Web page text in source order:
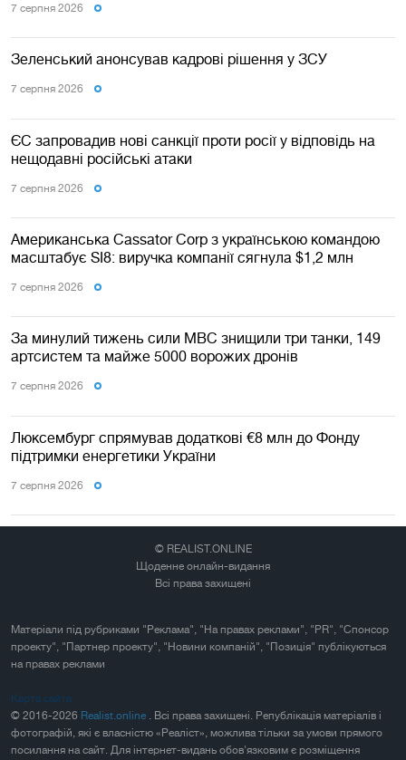
7 серпня 2026
Зеленський анонсував кадрові рішення у ЗСУ
7 серпня 2026
ЄС запровадив нові санкції проти росії у відповідь на
нещодавні російські атаки
7 серпня 2026
Американська Cassator Corp з українською командою
масштабує SI8: виручка компанії сягнула $1,2 млн
7 серпня 2026
За минулий тижень сили МВС знищили три танки, 149
артсистем та майже 5000 ворожих дронів
7 серпня 2026
Люксембург спрямував додаткові €8 млн до Фонду
підтримки енергетики України
7 серпня 2026
© REALIST.ONLINE
Щоденне онлайн-видання
Всі права захищені
Матеріали під рубриками "Реклама", "На правах реклами", "PR", "Спонсор
проекту", "Партнер проекту", "Новини компаній", "Позиція" публікуються
на правах реклами
Карта сайта
© 2016-2026 Realist.online . Всі права захищені. Републікація матеріалів і
фотографій, які є власністю «Реаліст», можлива тільки за умови прямого
посилання на сайт. Для інтернет-видань обов'язковим є розміщення